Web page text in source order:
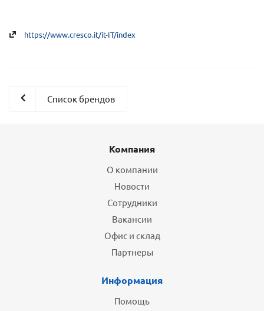
https://www.cresco.it/it-IT/index
Список брендов
Компания
О компании
Новости
Сотрудники
Вакансии
Офис и склад
Партнеры
Информация
Помощь